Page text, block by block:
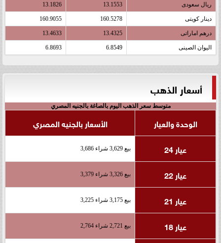
ريال سعودى 13.1553
13.1826
دينار كويتى 160.5278
160.9055
درهم اماراتى 13.4325
13.4633
اليوان الصينى 6.8549
6.8693
أسعار الذهب
متوسط سعر الذهب اليوم بالصاغة بالجنيه المصري
الوحدة والعيار
الأسعار بالجنيه المصري
عيار 24
بيع 3,629 شراء 3,686
عيار 22 بيع 3,326 شراء 3,379
عيار 21 بيع 3,175 شراء 3,225
عيار 18 بيع 2,721 شراء 2,764